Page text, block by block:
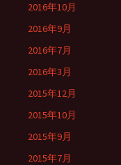
2016年10月
2016年9月
2016年7月
2016年3月
2015年12月
2015年10月
2015年9月
2015年7月